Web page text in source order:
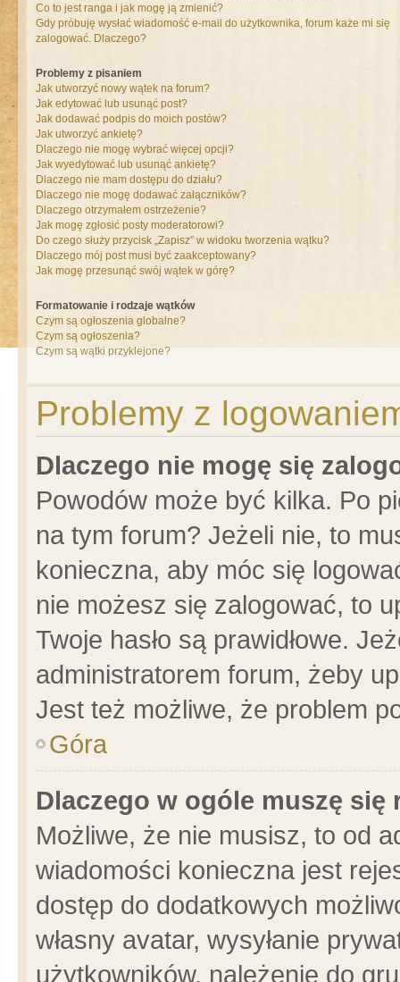
Co to jest ranga i jak mogę ją zmienić?
Gdy próbuję wysłać wiadomość e-mail do użytkownika, forum każe mi się
zalogować. Dlaczego?
Problemy z pisaniem
Jak utworzyć nowy wątek na forum?
Jak edytować lub usunąć post?
Jak dodawać podpis do moich postów?
Jak utworzyć ankietę?
Dlaczego nie mogę wybrać więcej opcji?
Jak wyedytować lub usunąć ankietę?
Dlaczego nie mam dostępu do działu?
Dlaczego nie mogę dodawać załączników?
Dlaczego otrzymałem ostrzeżenie?
Jak mogę zgłosić posty moderatorowi?
Do czego służy przycisk „Zapisz” w widoku tworzenia wątku?
Dlaczego mój post musi być zaakceptowany?
Jak mogę przesunąć swój wątek w górę?
Formatowanie i rodzaje wątków
Czym są ogłoszenia globalne?
Czym są ogłoszenia?
Czym są wątki przyklejone?
Problemy z
Dlaczego nie mogę się
Powodów może być kilka. Po
na tym forum? Jeżeli nie, to
konieczna, aby móc się
nie możesz się zalogować, to
Twoje hasło są prawidłowe.
administratorem forum, żeby
Jest też możliwe, że problem
Góra
Dlaczego w ogóle muszę się
Możliwe, że nie musisz, to od
wiadomości konieczna jest
dostęp do dodatkowych
własny avatar, wysyłanie
użytkowników, należenie do